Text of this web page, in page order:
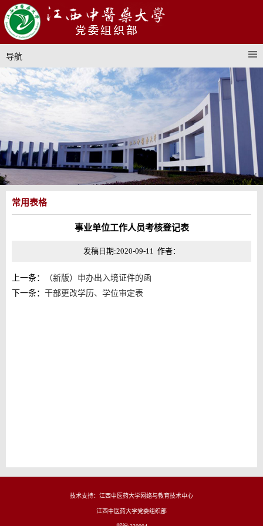
导航
常用表格
事业单位工作人员考核登记表
发稿日期:2020-09-11 作者：
上一条：
（新版）申办出入境证件的函
下一条： 干部更改学历、学位审定表
技术支持：江西中医药大学网络与教育技术中心
江西中医药大学党委组织部